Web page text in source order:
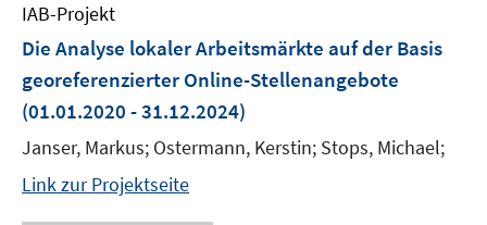
IAB-Projekt
Die Analyse lokaler Arbeitsmärkte auf der Basis
georeferenzierter Online-Stellenangebote
(01.01.2020 - 31.12.2024)
Janser, Markus; Ostermann, Kerstin; Stops, Michael;
Link zur Projektseite